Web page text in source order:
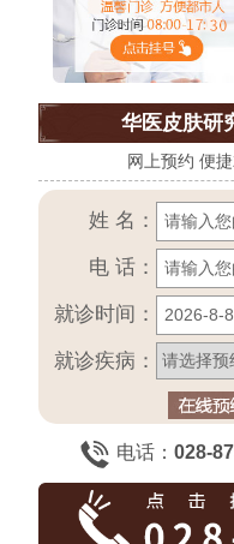
华医皮肤研
网上预约 便
姓 名：
电 话：
就诊时间：
就诊疾病：
电话： 028-